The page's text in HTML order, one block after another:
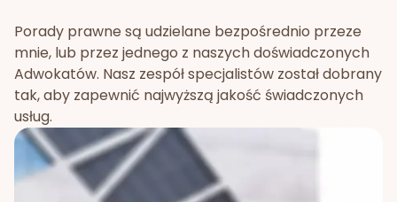
Porady prawne są udzielane bezpośrednio przeze
mnie, lub przez jednego z naszych doświadczonych
Adwokatów. Nasz zespół specjalistów został dobrany
tak, aby zapewnić najwyższą jakość świadczonych
usług.